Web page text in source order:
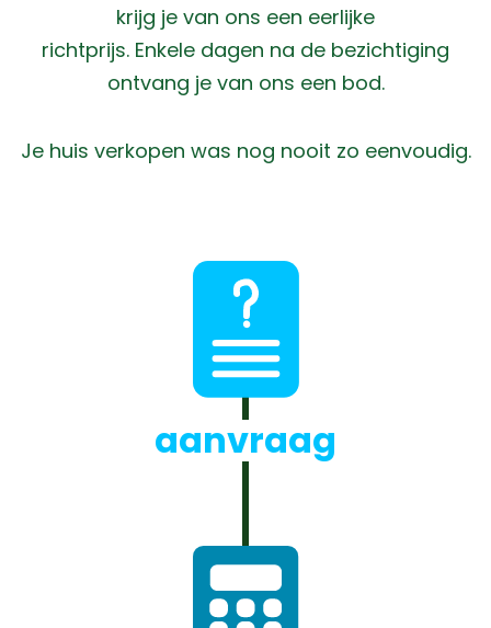
krijg je van ons een eerlijke
richtprijs. Enkele dagen na de bezichtiging
ontvang je van ons een bod.
Je huis verkopen was nog nooit zo eenvoudig.
aanvraag